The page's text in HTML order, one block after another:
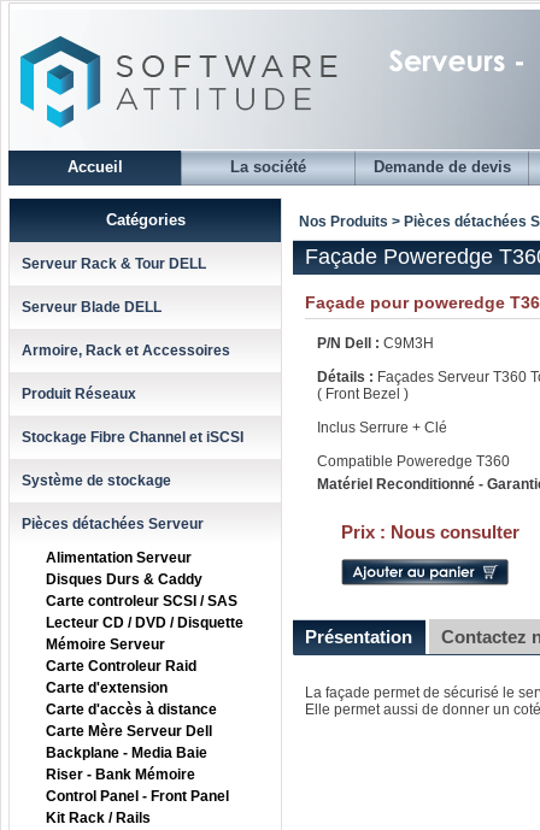
Accueil La société Demande de devis
Catégories
Serveur Rack & Tour DELL
Serveur Blade DELL
Armoire, Rack et Accessoires
Produit Réseaux
Stockage Fibre Channel et iSCSI
Système de stockage
Pièces détachées Serveur
Alimentation Serveur
Disques Durs & Caddy
Carte controleur SCSI / SAS
Lecteur CD / DVD / Disquette
Mémoire Serveur
Carte Controleur Raid
Carte d'extension
Carte d'accès à distance
Carte Mère Serveur Dell
Backplane - Media Baie
Riser - Bank Mémoire
Control Panel - Front Panel
Kit Rack / Rails
Nos Produits > Pièces détachées
Façade Poweredge
Façade pour poweredge
P/N Dell : C9M3H
Détails : Façades Serveur T360
( Front Bezel )
Inclus Serrure + Clé
Compatible Poweredge T360
Matériel Reconditionné -
Prix : Nous consulter
Présentation Contactez
La façade permet de sécurisé le
Elle permet aussi de donner un